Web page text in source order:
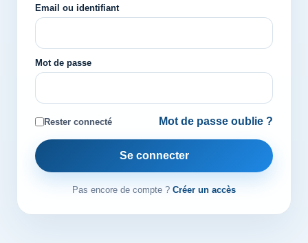
Email ou identifiant
Mot de passe
Rester connecté Mot de passe oublie ?
Se connecter
Pas encore de compte ? Créer un accès